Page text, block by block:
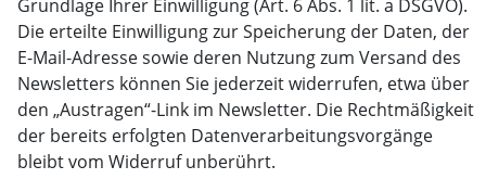
Grundlage Ihrer Einwilligung (Art. 6 Abs. 1 lit. a DSGVO).
Die erteilte Einwilligung zur Speicherung der Daten, der
E-Mail-Adresse sowie deren Nutzung zum Versand des
Newsletters können Sie jederzeit widerrufen, etwa über
den „Austragen“-Link im Newsletter. Die Rechtmäßigkeit
der bereits erfolgten Datenverarbeitungsvorgänge
bleibt vom Widerruf unberührt.